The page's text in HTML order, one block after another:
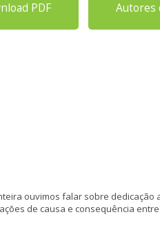
PDF Autores
ouvimos falar sobre
de causa e consequência